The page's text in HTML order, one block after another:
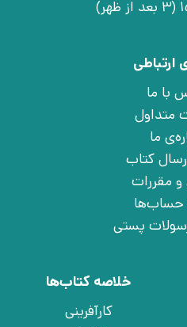
ارتباطی
با ما
متداول
ما
کتاب
و مقررات
حساب‌ها
پستی
خلاصه کتاب‌ها
کارآفرینی